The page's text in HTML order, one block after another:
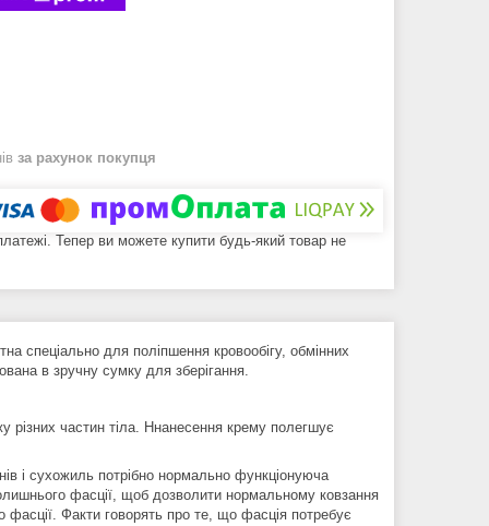
за рахунок покупця
Тепер ви можете купити будь-який товар не
спеціально для поліпшення кровообігу, обмінних
в зручну сумку для зберігання.
різних частин тіла. Ннанесення крему полегшує
і сухожиль потрібно нормально функціонуюча
фасції, щоб дозволити нормальному ковзання
Факти говорять про те, що фасція потребує